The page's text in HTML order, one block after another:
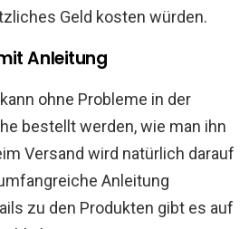
Geld kosten würden.
Anleitung
ohne Probleme in der
bestellt werden, wie man ihn
Versand wird natürlich darauf
Anleitung
zu den Produkten gibt es auf